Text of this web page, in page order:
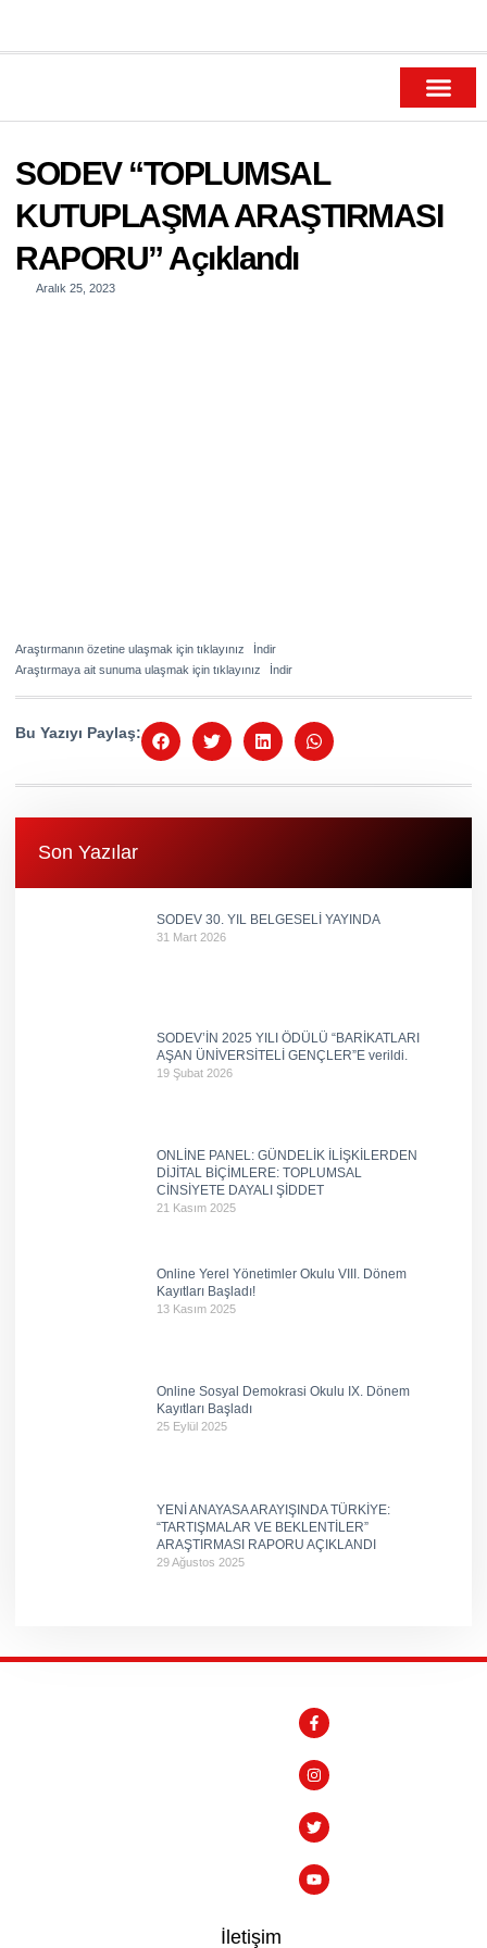
SODEV “TOPLUMSAL
KUTUPLAŞMA ARAŞTIRMASI
RAPORU” Açıklandı
Aralık 25, 2023
Araştırmanın özetine ulaşmak için tıklayınız
İndir
Araştırmaya ait sunuma ulaşmak için tıklayınız
İndir
Bu Yazıyı Paylaş:
Son Yazılar
SODEV 30. YIL BELGESELİ YAYINDA
31 Mart 2026
SODEV’İN 2025 YILI ÖDÜLÜ “BARİKATLARI
AŞAN ÜNİVERSİTELİ GENÇLER”E verildi.
19 Şubat 2026
ONLİNE PANEL: GÜNDELİK İLİŞKİLERDEN
DİJİTAL BİÇİMLERE: TOPLUMSAL
CİNSİYETE DAYALI ŞİDDET
21 Kasım 2025
Online Yerel Yönetimler Okulu VIII. Dönem
Kayıtları Başladı!
13 Kasım 2025
Online Sosyal Demokrasi Okulu IX. Dönem
Kayıtları Başladı
25 Eylül 2025
YENİ ANAYASA ARAYIŞINDA TÜRKİYE:
“TARTIŞMALAR VE BEKLENTİLER”
ARAŞTIRMASI RAPORU AÇIKLANDI
29 Ağustos 2025
İletişim